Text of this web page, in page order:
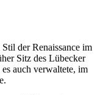
der Renaissance im
Sitz des Lübecker
auch verwaltete, im